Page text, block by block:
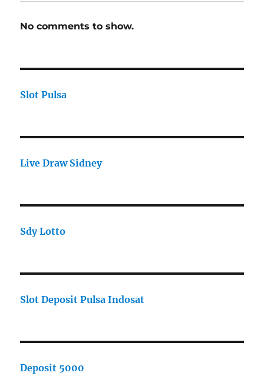
No comments to show.
Slot Pulsa
Live Draw Sidney
Sdy Lotto
Slot Deposit Pulsa Indosat
Deposit 5000